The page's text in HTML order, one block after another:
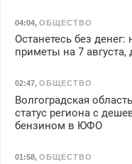
04:04, ОБЩЕСТВО
Останетесь без
приметы на 7
02:47, ОБЩЕСТВО
Волгоградская
статус региона с
бензином в ЮФО
01:58, ОБЩЕСТВО